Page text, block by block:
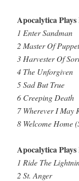
Apocalytica
1 Enter Sandman
2 Master Of
3 Harvester Of
4 The Unforgiven
5 Sad But True
6 Creeping Death
7 Wherever I May
8 Welcome Home
Apocalytica
1 Ride The
2 St. Anger